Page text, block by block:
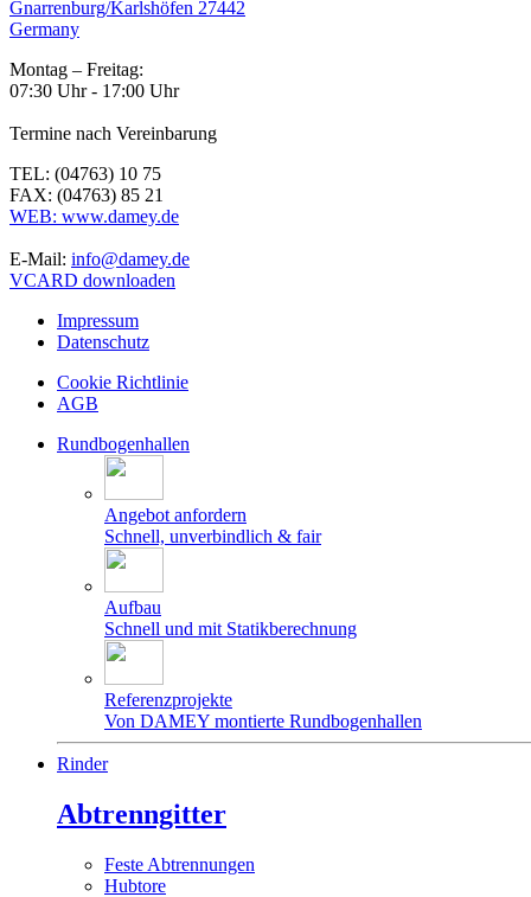
Gnarrenburg/Karlshöfen 27442
Germany
Montag – Freitag:
07:30 Uhr - 17:00 Uhr
Termine nach Vereinbarung
TEL: (04763) 10 75
FAX: (04763) 85 21
WEB: www.damey.de
E-Mail: info@damey.de
VCARD downloaden
Impressum
Datenschutz
Cookie Richtlinie
AGB
Rundbogenhallen
Angebot anfordern
Schnell, unverbindlich & fair
Aufbau
Schnell und mit Statikberechnung
Referenzprojekte
Von DAMEY montierte Rundbogenhallen
Rinder
Abtrenngitter
Feste Abtrennungen
Hubtore